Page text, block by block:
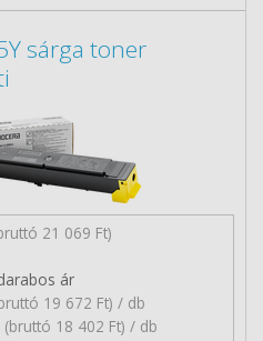
sárga toner
21 069 Ft)
ár
19 672 Ft) / db
(bruttó 18 402 Ft) / db